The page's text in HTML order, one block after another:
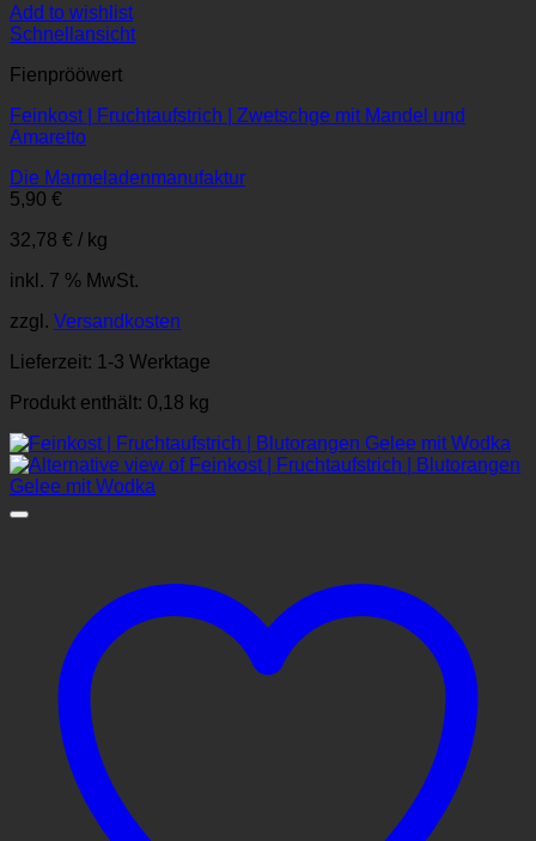
Add to wishlist
Schnellansicht
Fienprööwert
Feinkost | Fruchtaufstrich | Zwetschge mit Mandel und
Amaretto
Die Marmeladenmanufaktur
5,90 €
32,78 € / kg
inkl. 7 % MwSt.
zzgl. Versandkosten
Lieferzeit: 1-3 Werktage
Produkt enthält: 0,18 kg